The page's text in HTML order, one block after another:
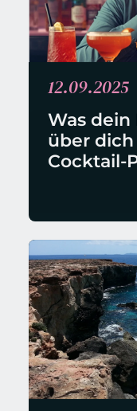
12.09.2025
Was
über dich
Cocktail-